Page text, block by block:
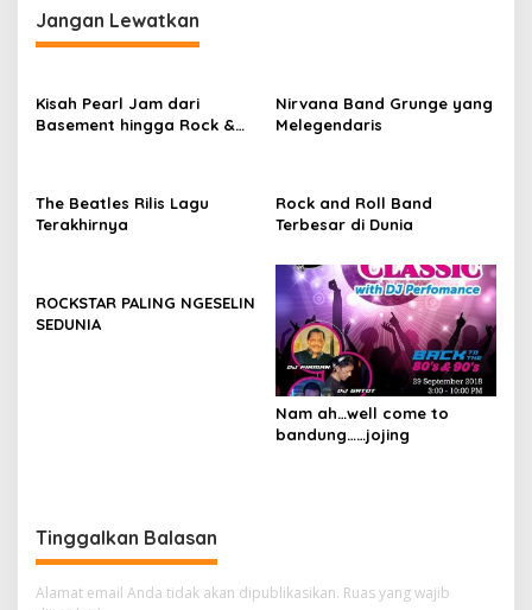
Jangan Lewatkan
Kisah Pearl Jam dari
Basement hingga Rock &
Nirvana Band Grunge yang
Melegendaris
The Beatles Rilis Lagu
Terakhirnya
Rock and Roll Band
Terbesar di Dunia
ROCKSTAR PALING NGESELIN
SEDUNIA
Nam ah…well come to
bandung……jojing
Tinggalkan Balasan
Alamat email Anda tidak akan dipublikasikan. Ruas yang wajib